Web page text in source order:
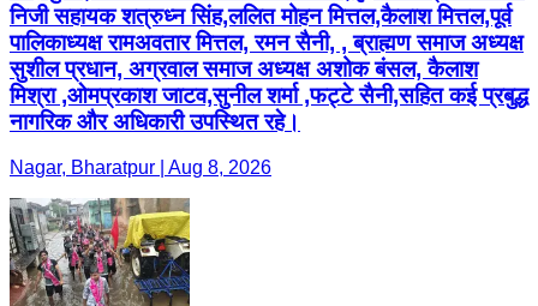
निजी सहायक शत्रुध्न सिंह,ललित मोहन मित्तल,कैलाश मित्तल,पूर्व
पालिकाध्यक्ष रामअवतार मित्तल, रमन सैनी, , ब्राह्मण समाज अध्यक्ष
सुशील प्रधान, अग्रवाल समाज अध्यक्ष अशोक बंसल, कैलाश
मिश्रा ,ओमप्रकाश जाटव,सुनील शर्मा ,फट्टे सैनी,सहित कई प्रबुद्ध
नागरिक और अधिकारी उपस्थित रहे।
Nagar, Bharatpur | Aug 8, 2026